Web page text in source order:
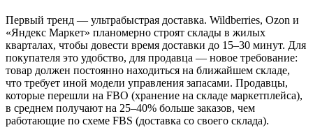
Первый тренд — ультрабыстрая доставка. Wildberries, Ozon и
«Яндекс Маркет» планомерно строят склады в жилых
кварталах, чтобы довести время доставки до 15–30 минут. Для
покупателя это удобство, для продавца — новое требование:
товар должен постоянно находиться на ближайшем складе,
что требует иной модели управления запасами. Продавцы,
которые перешли на FBO (хранение на складе маркетплейса),
в среднем получают на 25–40% больше заказов, чем
работающие по схеме FBS (доставка со своего склада).